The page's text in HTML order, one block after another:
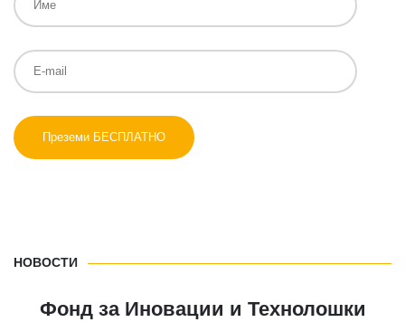
НОВОСТИ
Фонд за Иновации и Технолошки